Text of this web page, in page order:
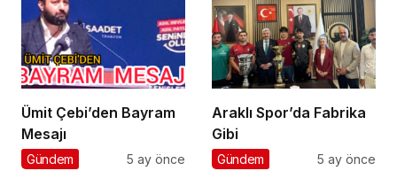
Ümit Çebi’den Bayram
Mesajı
Gündem 5 ay önce
Araklı Spor’da Fabrika
Gibi
Gündem 5 ay önce